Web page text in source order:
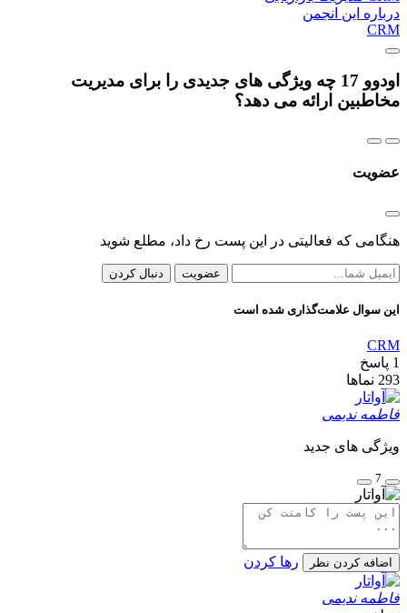
درباره این انجمن
CRM
اودوو 17 چه ویژگی های جدیدی را برای مدیریت
مخاطبین ارائه می دهد؟
عضویت
هنگامی که فعالیتی در این پست رخ داد، مطلع شوید
عضویت دنبال کردن
این سوال علامت‌گذاری شده است
CRM
1 پاسخ
293 نماها
فاطمه ندیمی
ویژگی های جدید
7
اضافه کردن نظر رها کردن
فاطمه ندیمی